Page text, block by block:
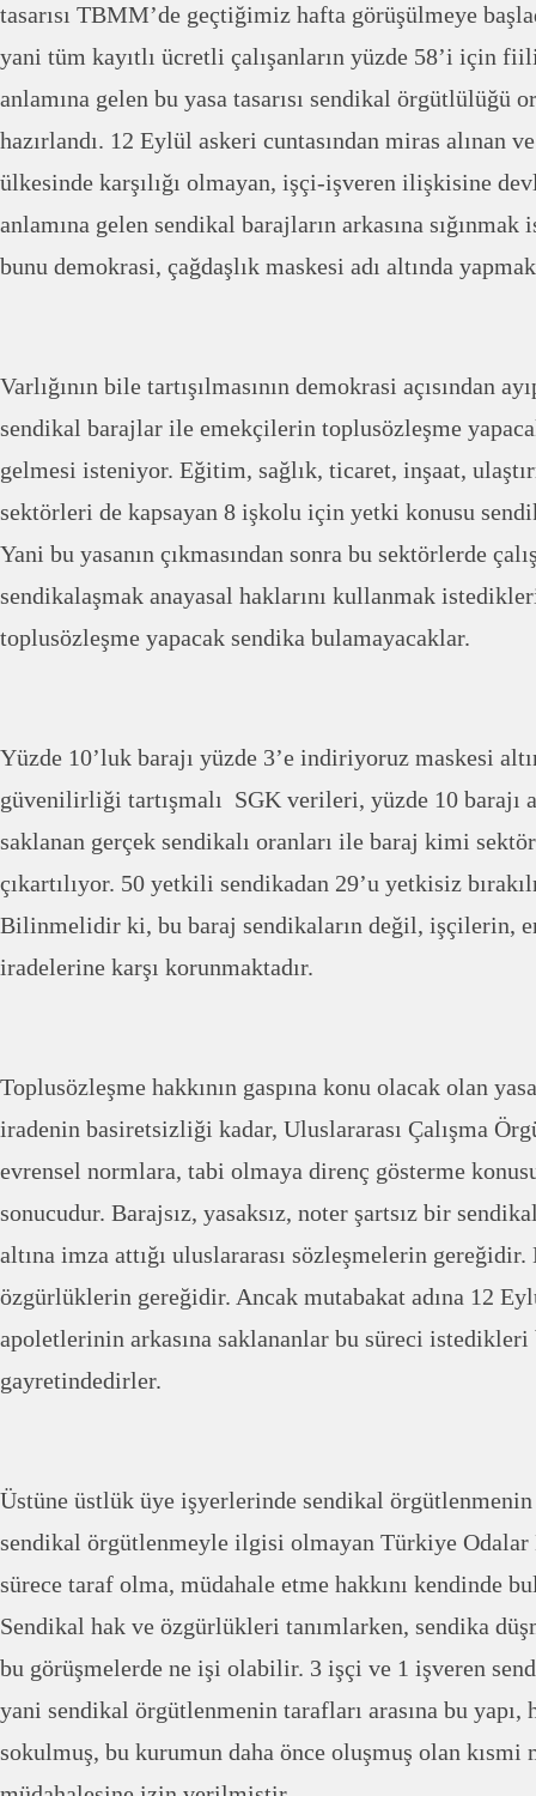
tasarısı TBMM’de geçtiğimiz hafta görüşülmeye
yani tüm kayıtlı ücretli çalışanların yüzde 58’i için
anlamına gelen bu yasa tasarısı sendikal örgütlülüğü
hazırlandı. 12 Eylül askeri cuntasından miras alınan
ülkesinde karşılığı olmayan, işçi-işveren ilişkisine
anlamına gelen sendikal barajların arkasına
bunu demokrasi, çağdaşlık maskesi adı altında
Varlığının bile tartışılmasının demokrasi açısından
sendikal barajlar ile emekçilerin toplusözleşme
gelmesi isteniyor. Eğitim, sağlık, ticaret, inşaat,
sektörleri de kapsayan 8 işkolu için yetki konusu
Yani bu yasanın çıkmasından sonra bu sektörlerde
sendikalaşmak anayasal haklarını kullanmak
toplusözleşme yapacak sendika bulamayacaklar.
Yüzde 10’luk barajı yüzde 3’e indiriyoruz maskesi
güvenilirliği tartışmalı SGK verileri, yüzde 10 barajı
saklanan gerçek sendikalı oranları ile baraj kimi
çıkartılıyor. 50 yetkili sendikadan 29’u yetkisiz
Bilinmelidir ki, bu baraj sendikaların değil, işçilerin,
iradelerine karşı korunmaktadır.
Toplusözleşme hakkının gaspına konu olacak olan
iradenin basiretsizliği kadar, Uluslararası Çalışma
evrensel normlara, tabi olmaya direnç gösterme
sonucudur. Barajsız, yasaksız, noter şartsız bir
altına imza attığı uluslararası sözleşmelerin
özgürlüklerin gereğidir. Ancak mutabakat adına 12
apoletlerinin arkasına saklananlar bu süreci
gayretindedirler.
Üstüne üstlük üye işyerlerinde sendikal örgütlenmenin
sendikal örgütlenmeyle ilgisi olmayan Türkiye
sürece taraf olma, müdahale etme hakkını kendinde
Sendikal hak ve özgürlükleri tanımlarken, sendika
bu görüşmelerde ne işi olabilir. 3 işçi ve 1 işveren
yani sendikal örgütlenmenin tarafları arasına bu yapı,
sokulmuş, bu kurumun daha önce oluşmuş olan kısmi